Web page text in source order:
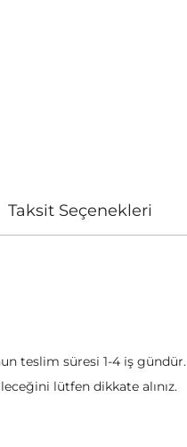
Taksit Seçenekleri
teslim süresi 1-4 iş gündür.
lütfen dikkate alınız.